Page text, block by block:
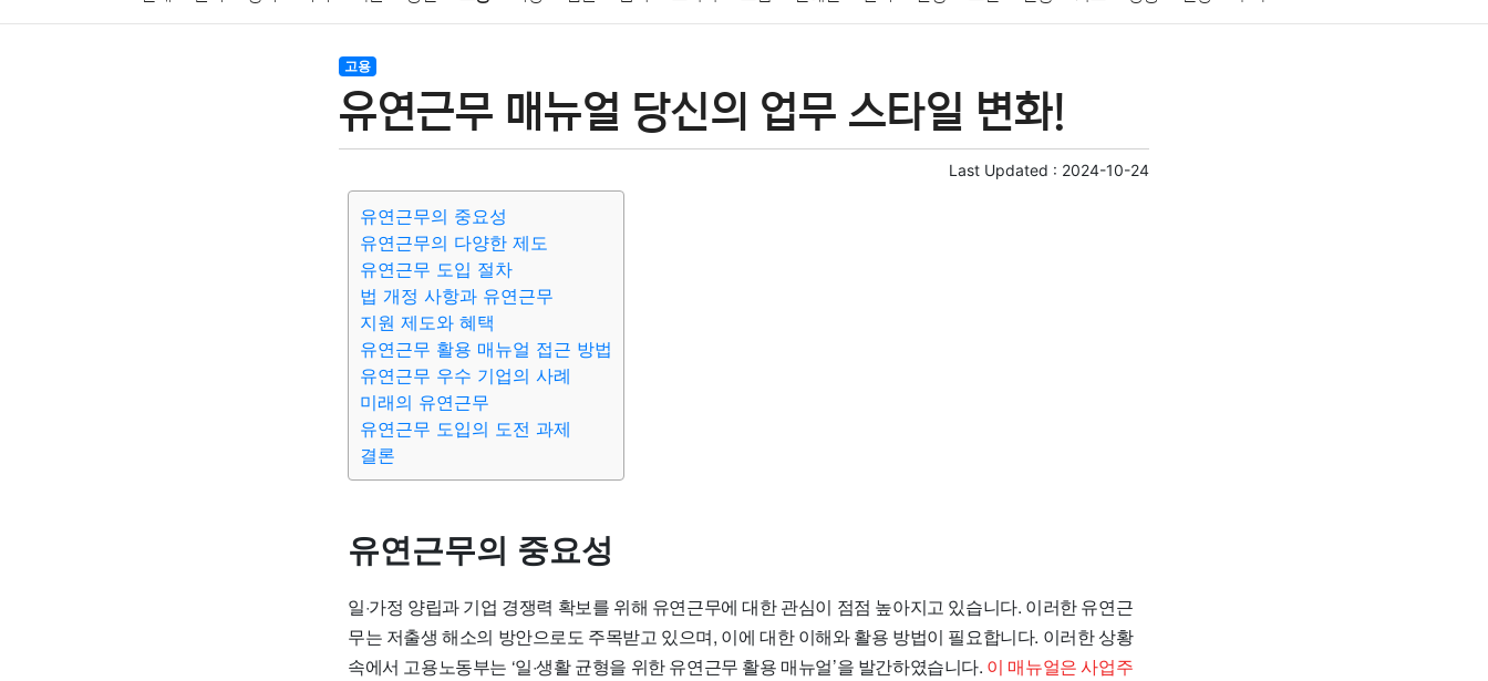
결혼 육아
기술 종교 사회 정치 건강 의료 의학 경제 마케팅 부동산 외국어 교육 교통
고용
유연근무 매뉴얼 당신의 업무 스타일 변화!
Last Updated : 2024-10-24
유연근무의 중요성
유연근무의 다양한 제도
유연근무 도입 절차
법 개정 사항과 유연근무
지원 제도와 혜택
유연근무 활용 매뉴얼 접근 방법
유연근무 우수 기업의 사례
미래의 유연근무
유연근무 도입의 도전 과제
결론
유연근무의 중요성
일·가정 양립과 기업 경쟁력 확보를 위해 유연근무에 대한 관심이 점점 높아지고 있습니다. 이러한 유연근
무는 저출생 해소의 방안으로도 주목받고 있으며, 이에 대한 이해와 활용 방법이 필요합니다. 이러한 상황
속에서 고용노동부는 ‘일·생활 균형을 위한 유연근무 활용 매뉴얼’을 발간하였습니다. 이 매뉴얼은 사업주